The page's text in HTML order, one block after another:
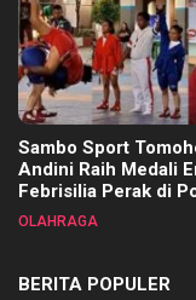
Sambo Sport
Andini Raih Medali
Febrisilia Perak di
Sulut 2025
OLAHRAGA
BERITA POPULER